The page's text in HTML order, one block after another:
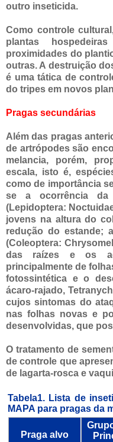
outro inseticida.
Como controle
plantas
proximidades do
outras. A destruição
é uma tática de
do tripes em novos
Pragas secundárias
Além das pragas
de artrópodes são
melancia, porém,
escala, isto é,
como de importância
se a ocorrência da
(Lepidoptera:
jovens na altura do
redução do estande;
(Coleoptera:
das raízes e os
principalmente de
fotossintética e o
ácaro-rajado,
cujos sintomas do
nas folhas novas e
desenvolvidas, que
O tratamento de
de controle que
de lagarta-rosca e
Tabela1. Lista de
MAPA para pragas da
Praga alvo